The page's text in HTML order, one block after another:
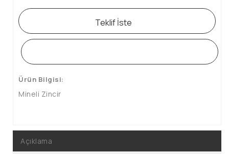
Teklif İste
Ürün Bilgisi:
Mineli Zincir
Açıklama